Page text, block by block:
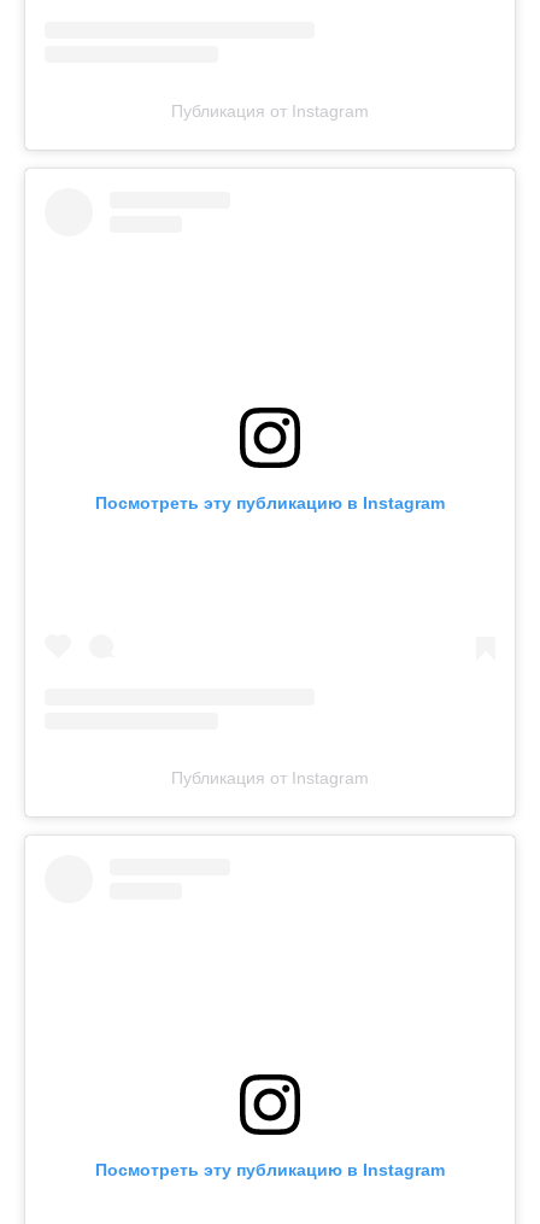
Публикация от Instagram
Посмотреть эту публикацию в Instagram
Публикация от Instagram
Посмотреть эту публикацию в Instagram